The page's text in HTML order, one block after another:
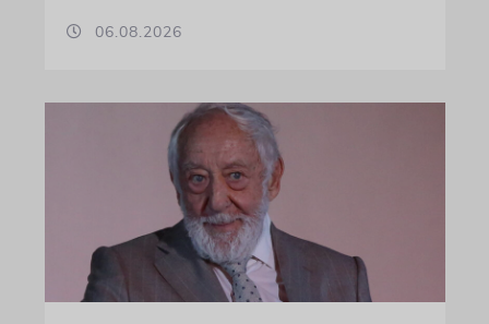
06.08.2026